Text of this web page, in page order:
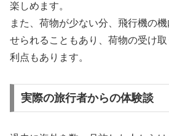
楽しめます。
また、荷物が少ない分、飛行機の
せられることもあり、荷物の受け
利点もあります。
実際の旅行者からの体験談